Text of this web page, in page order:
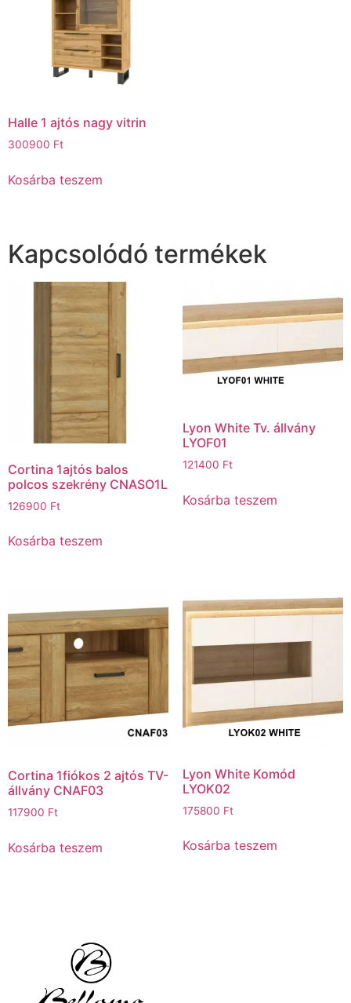
Halle 1 ajtós nagy vitrin
300900 Ft
Kosárba teszem
Kapcsolódó termékek
Cortina 1ajtós balos
polcos szekrény CNASO1L
126900 Ft
Kosárba teszem
Lyon White Tv. állvány
LYOF01
121400 Ft
Kosárba teszem
Cortina 1fiókos 2 ajtós TV-
állvány CNAF03
117900 Ft
Kosárba teszem
Lyon White Komód
LYOK02
175800 Ft
Kosárba teszem